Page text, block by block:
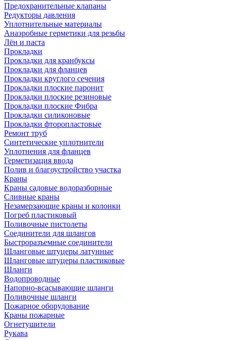
Предохранительные клапаны
Редукторы давления
Уплотнительные материалы
Анаэробные герметики для резьбы
Лён и паста
Прокладки
Прокладки для кранбуксы
Прокладки для фланцев
Прокладки круглого сечения
Прокладки плоские паронит
Прокладки плоские резиновые
Прокладки плоские Фибра
Прокладки силиконовые
Прокладки фторопластовые
Ремонт труб
Синтетические уплотнители
Уплотнения для фланцев
Герметизация ввода
Полив и благоустройство участка
Краны
Краны садовые водоразборные
Сливные краны
Незамерзающие краны и колонки
Погреб пластиковый
Поливочные пистолеты
Соединители для шлангов
Быстроразъемные соединители
Шланговые штуцеры латунные
Шланговые штуцеры пластиковые
Шланги
Водопроводные
Напорно-всасывающие шланги
Поливочные шланги
Пожарное оборудование
Краны пожарные
Огнетушители
Рукава